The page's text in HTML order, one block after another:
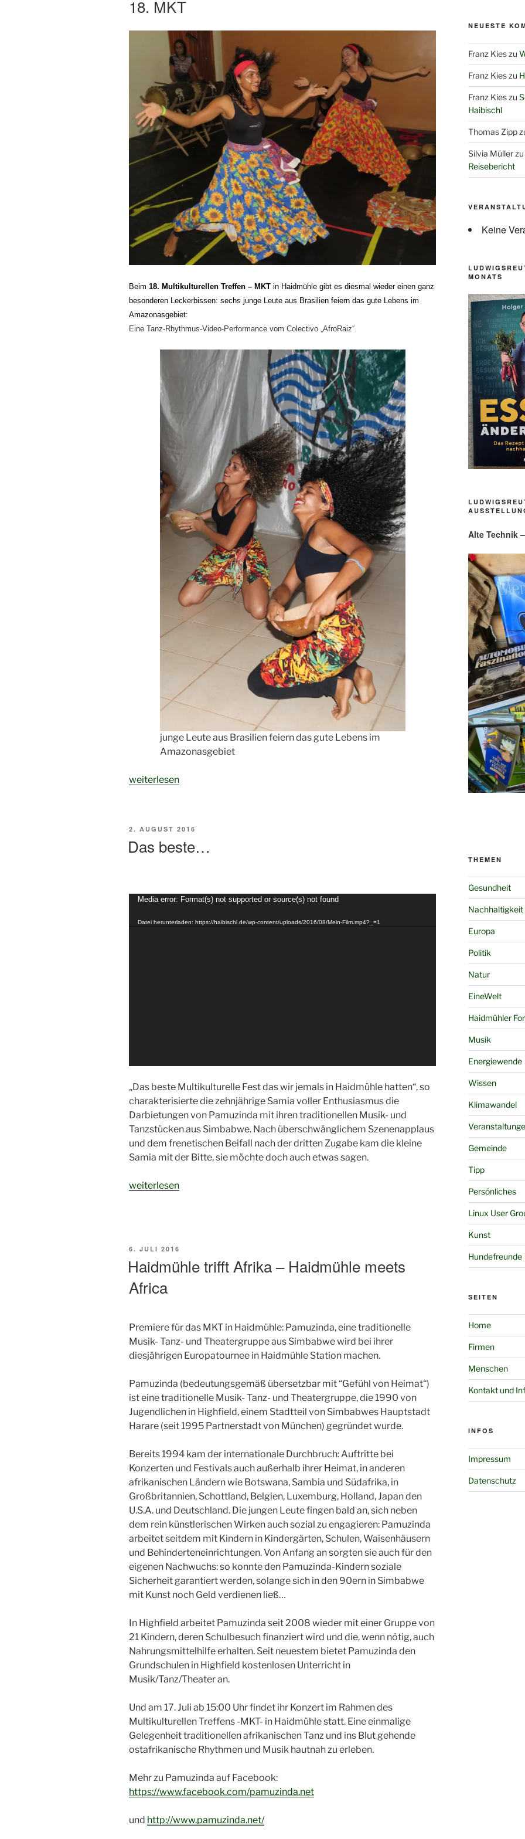
18. MKT
Beim 18. Multikulturellen Treffen – MKT in Haidmühle gibt es diesmal wieder einen ganz
besonderen Leckerbissen: sechs junge Leute aus Brasilien feiern das gute Lebens im
Amazonasgebiet:
Eine Tanz-Rhythmus-Video-Performance vom Colectivo „AfroRaiz“.
junge Leute aus Brasilien feiern das gute Lebens im
Amazonasgebiet
„Eine
zum
weiterlesen
VERÖFFENTLICHT
2. AUGUST 2016
Das beste…
Video-
Media error: Format(s) not supported or source(s) not found
Datei herunterladen: https://haibischl.de/wp-content/uploads/2016/08/Mein-Film.mp4?_=1
„Das beste Multikulturelle Fest das wir jemals in Haidmühle hatten“, so
charakterisierte die zehnjährige Samia voller Enthusiasmus die
Darbietungen von Pamuzinda mit ihren traditionellen Musik- und
Tanzstücken aus Simbabwe. Nach überschwänglichem Szenenapplaus
und dem frenetischen Beifall nach der dritten Zugabe kam die kleine
Samia mit der Bitte, sie möchte doch auch etwas sagen.
„Das
weiterlesen
VERÖFFENTLICHT
6. JULI 2016
Haidmühle trifft Afrika – Haidmühle meets
Africa
Premiere für das MKT in Haidmühle: Pamuzinda, eine traditionelle
Musik- Tanz- und Theatergruppe aus Simbabwe wird bei ihrer
diesjährigen Europatournee in Haidmühle Station machen.
Pamuzinda (bedeutungsgemäß übersetzbar mit “Gefühl von Heimat“)
ist eine traditionelle Musik- Tanz- und Theatergruppe, die 1990 von
Jugendlichen in Highfield, einem Stadtteil von Simbabwes Hauptstadt
Harare (seit 1995 Partnerstadt von München) gegründet wurde.
Bereits 1994 kam der internationale Durchbruch: Auftritte bei
Konzerten und Festivals auch außerhalb ihrer Heimat, in anderen
afrikanischen Ländern wie Botswana, Sambia und Südafrika, in
Großbritannien, Schottland, Belgien, Luxemburg, Holland, Japan den
U.S.A. und Deutschland. Die jungen Leute fingen bald an, sich neben
dem rein künstlerischen Wirken auch sozial zu engagieren: Pamuzinda
arbeitet seitdem mit Kindern in Kindergärten, Schulen, Waisenhäusern
und Behinderteneinrichtungen. Von Anfang an sorgten sie auch für den
eigenen Nachwuchs: so konnte den Pamuzinda-Kindern soziale
Sicherheit garantiert werden, solange sich in den 90ern in Simbabwe
mit Kunst noch Geld verdienen ließ…
In Highfield arbeitet Pamuzinda seit 2008 wieder mit einer Gruppe von
21 Kindern, deren Schulbesuch finanziert wird und die, wenn nötig, auch
Nahrungsmittelhilfe erhalten. Seit neuestem bietet Pamuzinda den
Grundschulen in Highfield kostenlosen Unterricht in
Musik/Tanz/Theater an.
Und am 17. Juli ab 15:00 Uhr findet ihr Konzert im Rahmen des
Multikulturellen Treffens -MKT- in Haidmühle statt. Eine einmalige
Gelegenheit traditionellen afrikanischen Tanz und ins Blut gehende
ostafrikanische Rhythmen und Musik hautnah zu erleben.
Mehr zu Pamuzinda auf Facebook:
https://www.facebook.com/pamuzinda.net
und http://www.pamuzinda.net/
NEUESTE
Franz Kieszu
Franz Kieszu
Franz Kieszu
Haibischl
Thomas Zipp
Silvia Müllerzu
Reisebericht
Keine
MONATS
Alte Technik
THEMEN
Gesundheit
Nachhaltigkeit
Europa
Politik
Natur
EineWelt
Haidmühler
Musik
Energiewende
Wissen
Klimawandel
Gemeinde
Tipp
Persönliches
Linux User
Kunst
Hundefreunde
SEITEN
Home
Firmen
Menschen
Kontakt und
INFOS
Impressum
Datenschutz